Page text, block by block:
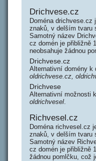
Drichvese.cz
Doména drichvese.cz
znaků, v delším tvaru
Samotný název
cz domén je přibližně
neobsahuje žádnou
Drichvese.cz
Alternativní domény k
oldrichvese.cz,
Drichvese
Alternativní možnosti
oldrichvesel.
Richvesel.cz
Doména richvesel.cz
znaků, v delším tvaru
Samotný název
cz domén je přibližně
žádnou pomlčku, což